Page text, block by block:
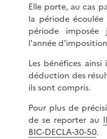
Elle porte, au cas
la période
période
l'année
Les bénéfices
déduction des
ils sont compris.
Pour plus de
de se reporter au
BIC-DECLA-30-50.